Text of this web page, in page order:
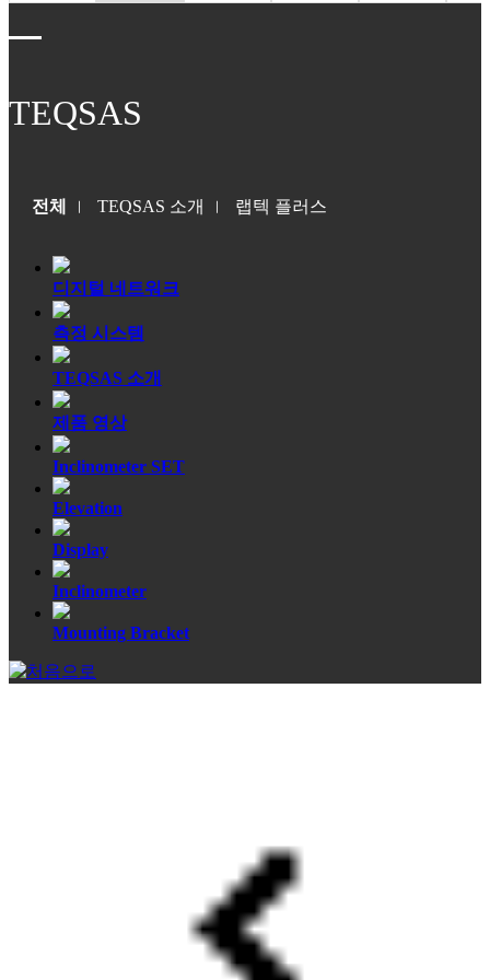
TEQSAS
전체 TEQSAS 소개 랩텍 플러스
디지털 네트워크
측정 시스템
TEQSAS 소개
제품 영상
Inclinometer SET
Elevation
Display
Inclinometer
Mounting Bracket